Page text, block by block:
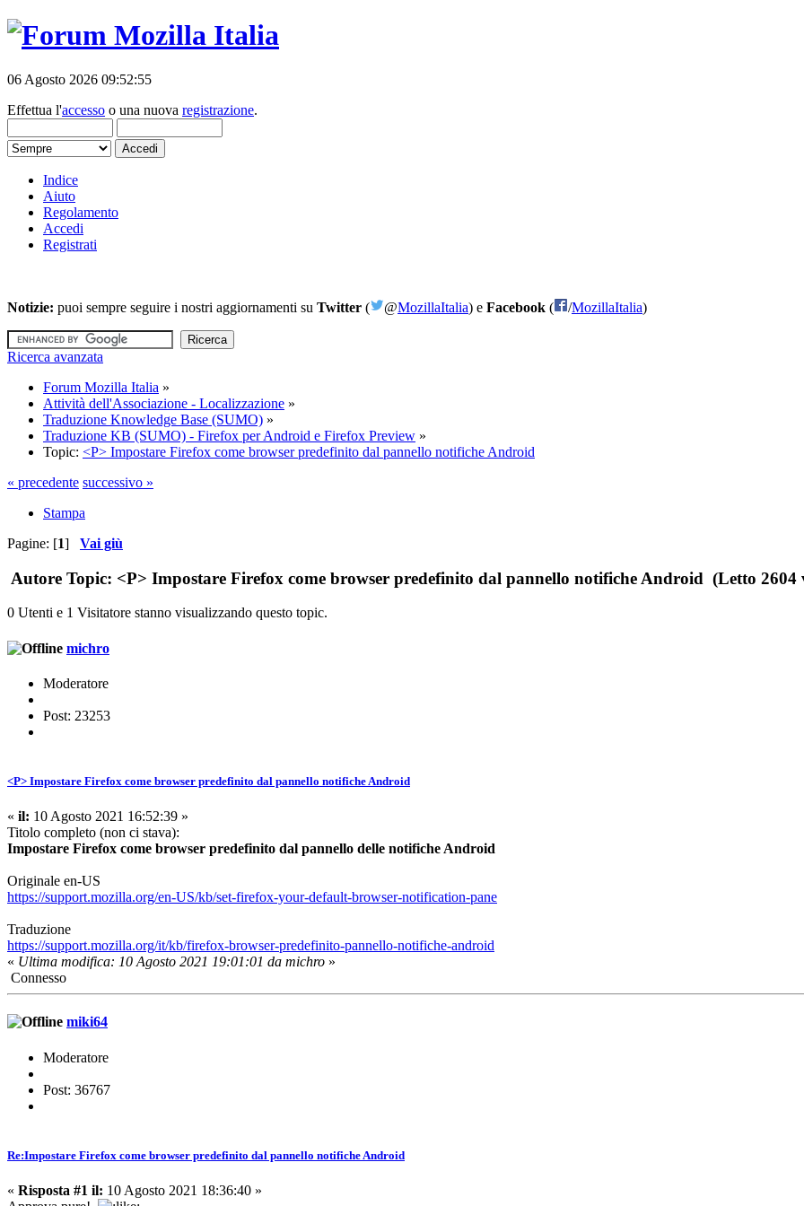
06 Agosto 2026 09:52:55
Effettua l'accesso o una nuova registrazione.
Indice
Aiuto
Regolamento
Accedi
Registrati
Notizie: puoi sempre seguire i nostri aggiornamenti su Twitter ( @MozillaItalia) e Facebook ( /MozillaItalia)
Ricerca avanzata
Forum Mozilla Italia »
Attività dell'Associazione - Localizzazione »
Traduzione Knowledge Base (SUMO) »
Traduzione KB (SUMO) - Firefox per Android e Firefox Preview »
Topic: <P> Impostare Firefox come browser predefinito dal pannello notifiche Android
« precedente successivo »
Stampa
Pagine: [1] Vai giù
Autore Topic: <P> Impostare Firefox come browser predefinito dal pannello notifiche Android (Letto 2604
0 Utenti e 1 Visitatore stanno visualizzando questo topic.
michro
Moderatore
Post: 23253
<P> Impostare Firefox come browser predefinito dal pannello notifiche Android
« il: 10 Agosto 2021 16:52:39 »
Titolo completo (non ci stava):
Impostare Firefox come browser predefinito dal pannello delle notifiche Android
Originale en-US
https://support.mozilla.org/en-US/kb/set-firefox-your-default-browser-notification-pane
Traduzione
https://support.mozilla.org/it/kb/firefox-browser-predefinito-pannello-notifiche-android
« Ultima modifica: 10 Agosto 2021 19:01:01 da michro »
Connesso
miki64
Moderatore
Post: 36767
Re:Impostare Firefox come browser predefinito dal pannello notifiche Android
« Risposta #1 il: 10 Agosto 2021 18:36:40 »